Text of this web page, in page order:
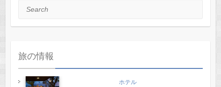
Search
旅の情報
ホテル